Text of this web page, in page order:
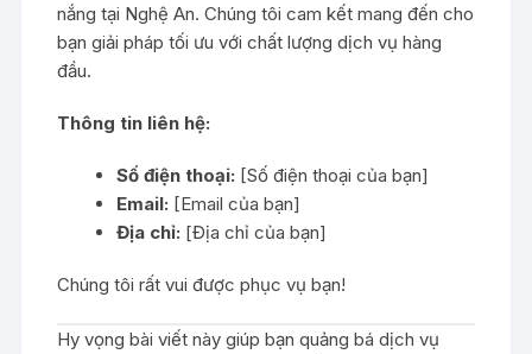
nắng tại Nghệ An. Chúng tôi cam kết mang đến cho
bạn giải pháp tối ưu với chất lượng dịch vụ hàng
đầu.
Thông tin liên hệ:
Số điện thoại: [Số điện thoại của bạn]
Email: [Email của bạn]
Địa chỉ: [Địa chỉ của bạn]
Chúng tôi rất vui được phục vụ bạn!
Hy vọng bài viết này giúp bạn quảng bá dịch vụ